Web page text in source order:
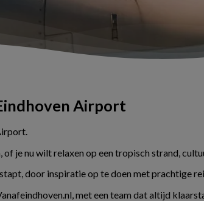
Airport
je nu wilt relaxen op een tropisch strand,
door inspiratie op te doen met prachtige
met een team dat altijd